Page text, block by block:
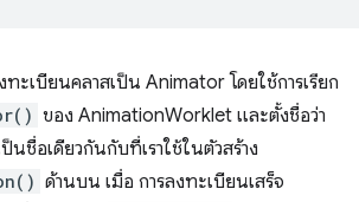
ทะเบียนคลาสเป็น Animator โดยใช้การเรียก
ของ AnimationWorklet และตั้งชื่อว่า
ชื่อเดียวกันกับที่เราใช้ในตัวสร้าง
ด้านบน เมื่อ การลงทะเบียนเสร็จ